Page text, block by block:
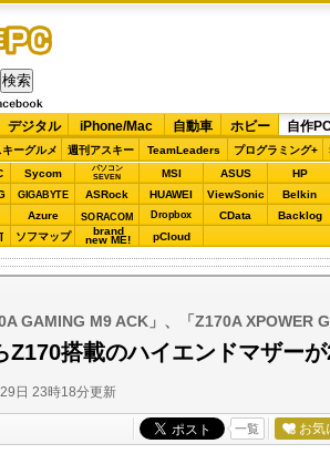
デジタル iPhone/Mac 自動車 ホビー 自作
キーグルメ 週刊アスキー TeamLeaders プログラミング+
Sycom
パソコン
SEVEN
MSI ASUS HP
GIGABYTE ASRock HUAWEI ViewSonic Belkin
Azure SORACOM Dropbox CData Backlog
ソフマップ brand
new ME! pCloud
GAMING M9 ACK」、「Z170A XPOWER
Z170搭載のハイエンドマザー
日 23時18分更新
一覧 お気